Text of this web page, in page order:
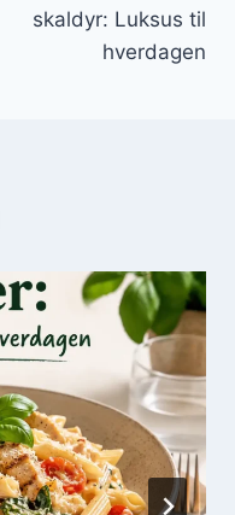
skaldyr: Luksus til
hverdagen